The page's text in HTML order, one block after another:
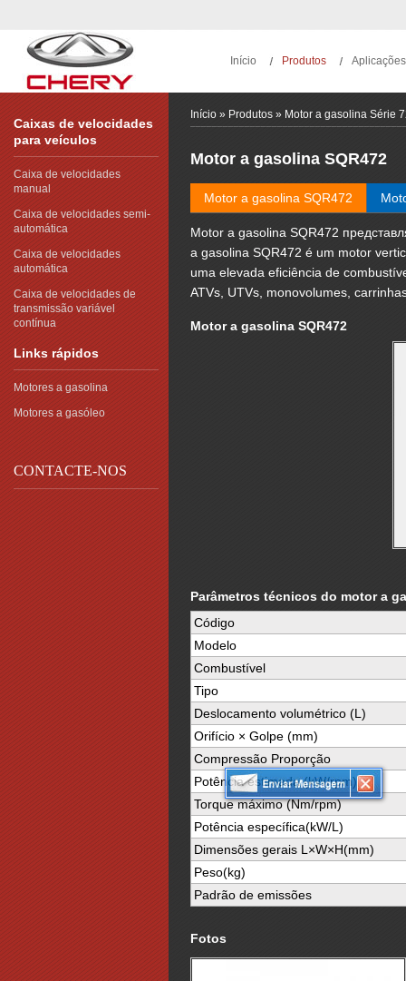
Início Produtos
Caixas de velocidades
para veículos
Caixa de velocidades
manual
Caixa de velocidades semi-
automática
Caixa de velocidades
automática
Caixa de velocidades de
transmissão variável
contínua
Links rápidos
Motores a gasolina
Motores a gasóleo
CONTACTE-NOS
Início » Produtos » Motor a gasolina Série
Motor a gasolina SQR472
Motor a gasolina SQR472
Motor a gasolina SQR472
a gasolina SQR472 é um motor
uma elevada eficiência de
ATVs, UTVs, monovolumes,
Motor a gasolina SQR472
Parâmetros técnicos do motor a
Código
Modelo
Combustível
Tipo
Deslocamento volumétrico (L)
Orifício × Golpe (mm)
Compressão Proporção
Potência estimada (kW/rpm)
Torque máximo (Nm/rpm)
Potência específica(kW/L)
Dimensões gerais L×W×H(mm)
Peso(kg)
Padrão de emissões
Fotos